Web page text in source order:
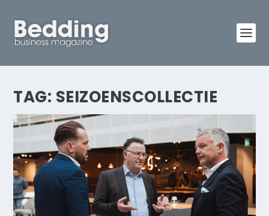
TAG: SEIZOENSCOLLECTIE